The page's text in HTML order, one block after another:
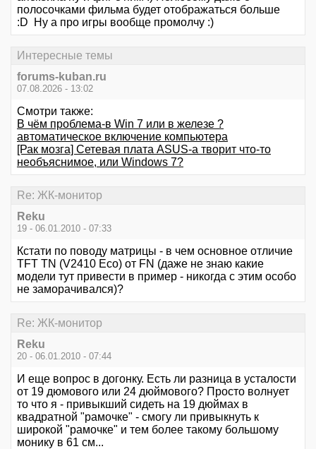
полосочками фильма будет отображаться больше
:D Ну а про игры вообще промолчу :)
Интересные темы
forums-kuban.ru
07.08.2026 - 13:02
Смотри также:
В чём проблема-в Win 7 или в железе ?
автоматическое включение компьютера
[Рак мозга] Сетевая плата ASUS-а творит что-то
необъяснимое, или Windows 7?
Re: ЖК-монитор
Reku
19 - 06.01.2010 - 07:33
Кстати по поводу матрицы - в чем основное отличие
TFT TN (V2410 Eco) от FN (даже не знаю какие
модели тут привести в пример - никогда с этим особо
не заморачивался)?
Re: ЖК-монитор
Reku
20 - 06.01.2010 - 07:44
И еще вопрос в догонку. Есть ли разница в усталости
от 19 дюмового или 24 дюймового? Просто волнует
то что я - привыкший сидеть на 19 дюймах в
квадратной "рамочке" - смогу ли привыкнуть к
широкой "рамочке" и тем более такому большому
монику в 61 см...